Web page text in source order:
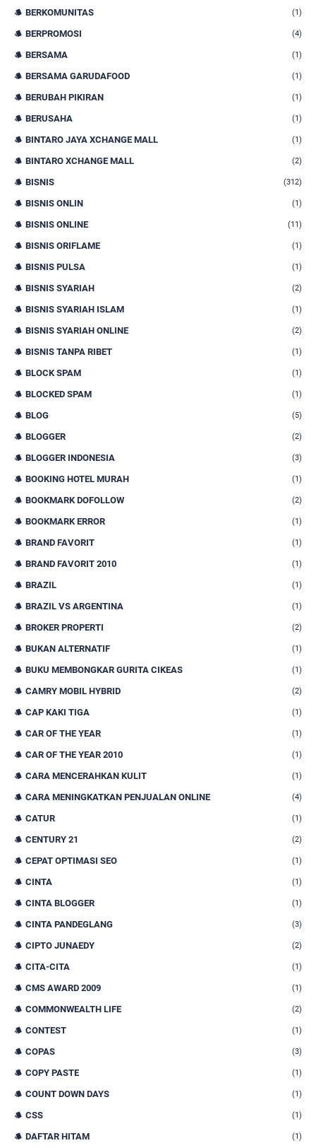
BERKOMUNITAS (1)
BERPROMOSI (4)
BERSAMA (1)
BERSAMA GARUDAFOOD (1)
BERUBAH PIKIRAN (1)
BERUSAHA (1)
BINTARO JAYA XCHANGE MALL (1)
BINTARO XCHANGE MALL (2)
BISNIS (312)
BISNIS ONLIN (1)
BISNIS ONLINE (11)
BISNIS ORIFLAME (1)
BISNIS PULSA (1)
BISNIS SYARIAH (2)
BISNIS SYARIAH ISLAM (1)
BISNIS SYARIAH ONLINE (2)
BISNIS TANPA RIBET (1)
BLOCK SPAM (1)
BLOCKED SPAM (1)
BLOG (5)
BLOGGER (2)
BLOGGER INDONESIA (3)
BOOKING HOTEL MURAH (1)
BOOKMARK DOFOLLOW (2)
BOOKMARK ERROR (1)
BRAND FAVORIT (1)
BRAND FAVORIT 2010 (1)
BRAZIL (1)
BRAZIL VS ARGENTINA (1)
BROKER PROPERTI (2)
BUKAN ALTERNATIF (1)
BUKU MEMBONGKAR GURITA CIKEAS (1)
CAMRY MOBIL HYBRID (2)
CAP KAKI TIGA (1)
CAR OF THE YEAR (1)
CAR OF THE YEAR 2010 (1)
CARA MENCERAHKAN KULIT (1)
CARA MENINGKATKAN PENJUALAN ONLINE (4)
CATUR (1)
CENTURY 21 (2)
CEPAT OPTIMASI SEO (1)
CINTA (1)
CINTA BLOGGER (1)
CINTA PANDEGLANG (3)
CIPTO JUNAEDY (2)
CITA-CITA (1)
CMS AWARD 2009 (1)
COMMONWEALTH LIFE (2)
CONTEST (1)
COPAS (3)
COPY PASTE (1)
COUNT DOWN DAYS (1)
CSS (1)
DAFTAR HITAM (1)